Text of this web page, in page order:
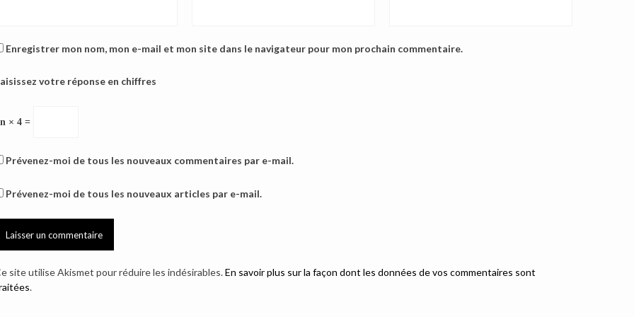
Enregistrer mon nom, mon e-mail et mon site dans le navigateur pour mon prochain commentaire.
votre réponse en chiffres
× 4 =
Prévenez-moi de tous les nouveaux commentaires par e-mail.
Prévenez-moi de tous les nouveaux articles par e-mail.
site utilise Akismet pour réduire les indésirables.En savoir plus sur la façon dont les données de vos commentaires sont
.